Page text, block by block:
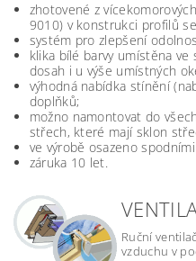
zhotovené z
9010) v konstrukci profilů
systém pro zlepšení
klika bílé barvy umístěna
dosah i u výše umístných
výhodná nabídka stínění
doplňků;
možno namontovat do
střech, které mají sklon
ve výrobě osazeno
záruka 10 let.
Ruční
vzduchu v